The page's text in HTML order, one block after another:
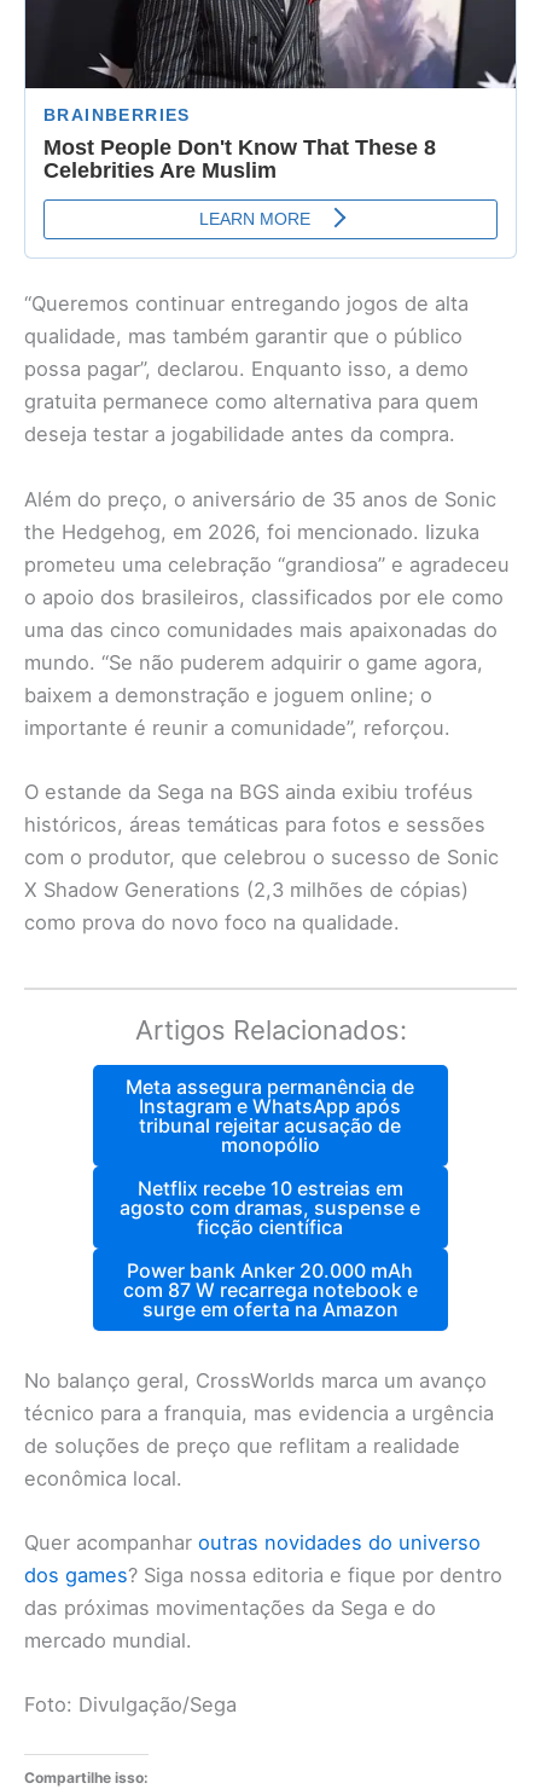
“Queremos continuar entregando jogos de alta
qualidade, mas também garantir que o público
possa pagar”, declarou. Enquanto isso, a demo
gratuita permanece como alternativa para quem
deseja testar a jogabilidade antes da compra.
Além do preço, o aniversário de 35 anos de Sonic
the Hedgehog, em 2026, foi mencionado. Iizuka
prometeu uma celebração “grandiosa” e agradeceu
o apoio dos brasileiros, classificados por ele como
uma das cinco comunidades mais apaixonadas do
mundo. “Se não puderem adquirir o game agora,
baixem a demonstração e joguem online; o
importante é reunir a comunidade”, reforçou.
O estande da Sega na BGS ainda exibiu troféus
históricos, áreas temáticas para fotos e sessões
com o produtor, que celebrou o sucesso de Sonic
X Shadow Generations (2,3 milhões de cópias)
como prova do novo foco na qualidade.
Artigos Relacionados:
Meta assegura permanência de
Instagram e WhatsApp após
tribunal rejeitar acusação de
monopólio
Netflix recebe 10 estreias em
agosto com dramas, suspense e
ficção científica
Power bank Anker 20.000 mAh
com 87 W recarrega notebook e
surge em oferta na Amazon
No balanço geral, CrossWorlds marca um avanço
técnico para a franquia, mas evidencia a urgência
de soluções de preço que reflitam a realidade
econômica local.
Quer acompanhar outras novidades do universo
dos games? Siga nossa editoria e fique por dentro
das próximas movimentações da Sega e do
mercado mundial.
Foto: Divulgação/Sega
Compartilhe isso: